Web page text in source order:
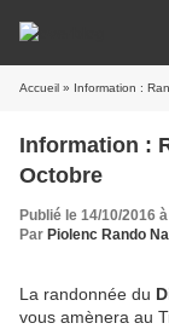
Accueil » Information :
Information :
Octobre
Publié le 14/10/2016
Par Piolenc Rando
La randonnée du
vous amènera au